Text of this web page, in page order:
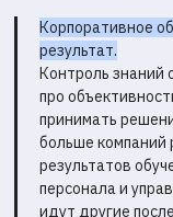
Корпоративное
результат.
Контроль знаний
про
принимать
больше компаний
результатов
персонала и
идут другие